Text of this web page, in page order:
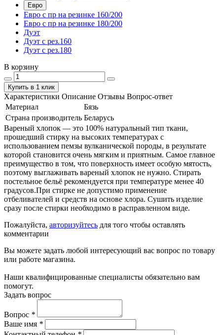
Евро
Евро с пр на резинке 160/200
Евро с пр на резинке 180/200
Дуэт
Дуэт с рез.160
Дуэт с рез.180
В корзину
Купить в 1 клик
Характеристики Описание Отзывы Вопрос-ответ
Материал
Бязь
Страна производитель Беларусь
Вареный хлопок — это 100% натуральный тип ткани,
прошедший стирку на высоких температурах с
использованием пемзы вулканической породы, в результате
которой становится очень мягким и приятным. Самое главное
преимущество в том, что поверхность имеет особую мятость,
поэтому выглаживать вареный хлопок не нужно. Стирать
постельное бельё рекомендуется при температуре менее 40
градусов.При стирке не допустимо применение
отбеливателей и средств на основе хлора. Сушить изделие
сразу после стирки необходимо в расправленном виде.
Пожалуйста, авторизуйтесь для того чтобы оставлять
комментарии
Вы можете задать любой интересующий вас вопрос по товару
или работе магазина.
Наши квалифицированные специалисты обязательно вам
помогут.
Задать вопрос
Вопрос *
Ваше имя *